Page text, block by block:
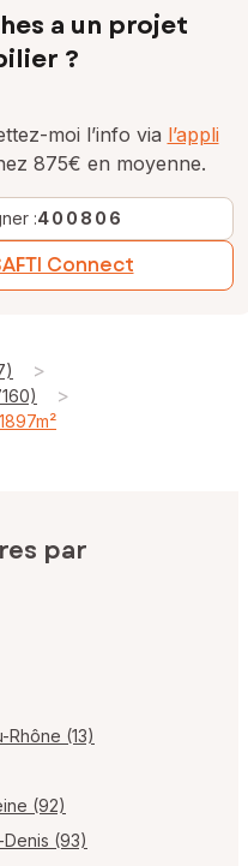
a un projet
?
moi l’info via l’appli
875€ en moyenne.
:400806
Connect
>
>
par
Rhône (13)
(92)
(93)